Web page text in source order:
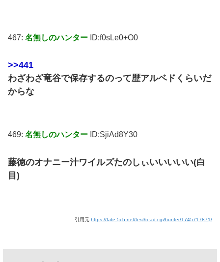
467: 名無しのハンター ID:f0sLe0+O0
>>441
わざわざ竜谷で保存するのって歴アルベドくらいだ
からな
469: 名無しのハンター ID:SjiAd8Y30
藤徳のオナニー汁ワイルズたのしぃいいいいい(白
目)
引用元:https://fate.5ch.net/test/read.cgi/hunter/1745717871/